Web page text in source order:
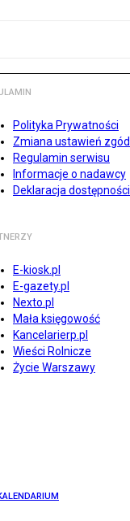
Polityka Prywatności
Zmiana ustawień zgód
Regulamin serwisu
Informacje o nadawcy
Deklaracja dostępności
E-kiosk.pl
E-gazety.pl
Nexto.pl
Mała księgowość
Kancelarierp.pl
Wieści Rolnicze
Życie Warszawy